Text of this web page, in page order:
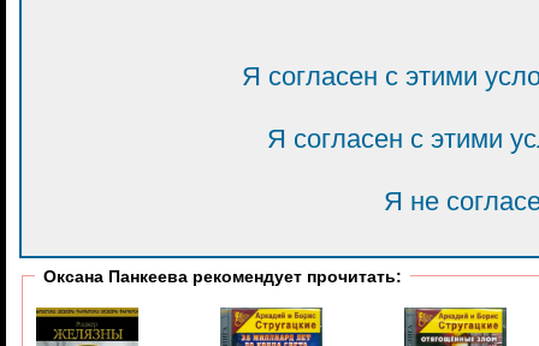
Я согласен с этими
Я согласен с этими
Я не
Оксана Панкеева рекомендует прочитать: